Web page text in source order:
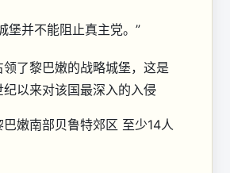
堡并不能阻止真主党。”
了黎巴嫩的战略城堡，这是
纪以来对该国最深入的入侵
嫩南部贝鲁特郊区 至少14人